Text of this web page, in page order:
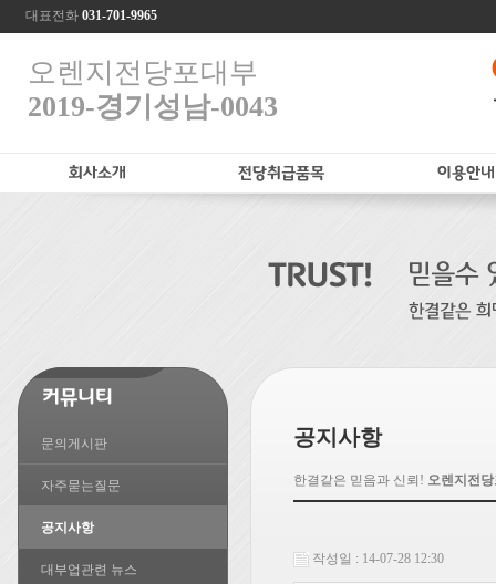
대표전화 031-701-9965
오렌지전당포대부
2019-경기성남-0043
문의게시판
자주묻는질문
공지사항
대부업관련 뉴스
공지사항
한결같은 믿음과 신뢰! 오렌지전
작성일 : 14-07-28 12:30